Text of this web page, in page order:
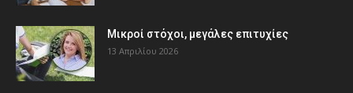
Μικροί στόχοι, μεγάλες επιτυχίες
13 Απριλίου 2026